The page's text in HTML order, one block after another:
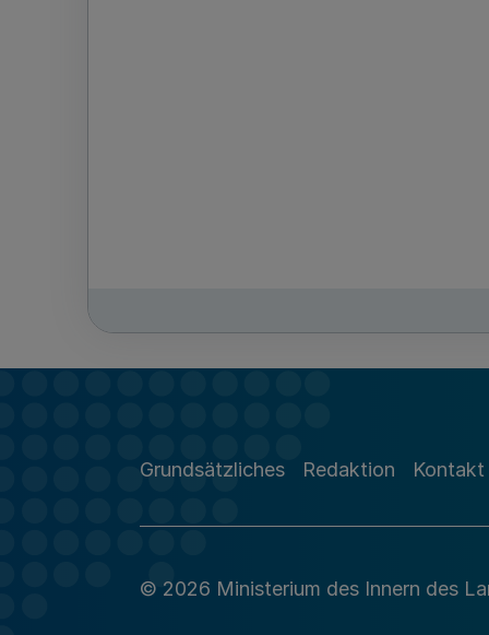
Grundsätzliches Redaktion Kontakt
© 2026 Ministerium des Innern des